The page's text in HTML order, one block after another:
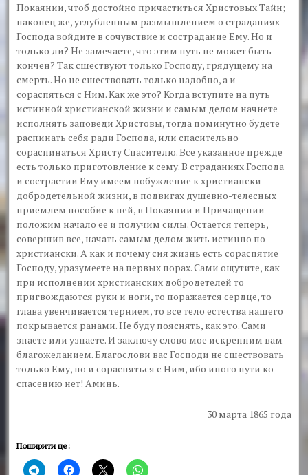
Покаянии, чтоб достойно причаститься Христовых Тайн;
наконец же, углубленным размышлением о страданиях
Господа войдите в сочувствие и сострадание Ему. Но и
только ли? Не замечаете, что этим путь не может быть
кончен? Так сшествуют только Господу, грядущему на
смерть. Но не сшествовать только надобно, а и
сораспяться с Ним. Как же это? Когда вступите на путь
истинной христианской жизни и самым делом начнете
исполнять заповеди Христовы, тогда поминутно будете
распинать себя ради Господа, или спасительно
сораспинаться Христу Спасителю. Все указанное прежде
есть только приготовление к сему. В страданиях Господа
и сострастии Ему имеем побуждение к христиански
добродетельной жизни, в подвигах душевно-телесных
приемлем пособие к ней, в Покаянии и Причащении
положим начало ее и получим силы. Остается теперь,
совершив все, начать самым делом жить истинно по-
христиански. А как и почему сия жизнь есть сораспятие
Господу, уразумеете на первых порах. Сами ощутите, как
при исполнении христианских добродетелей то
пригвождаются руки и ноги, то поражается сердце, то
глава увенчивается тернием, то все тело естества нашего
покрывается ранами. Не буду пояснять, как это. Сами
знаете или узнаете. И заключу слово мое искренним вам
благожеланием. Благослови вас Господи не сшествовать
только Ему, но и сораспяться с Ним, ибо иного пути ко
спасению нет! Аминь.
30 марта 1865 года
Поширити це: